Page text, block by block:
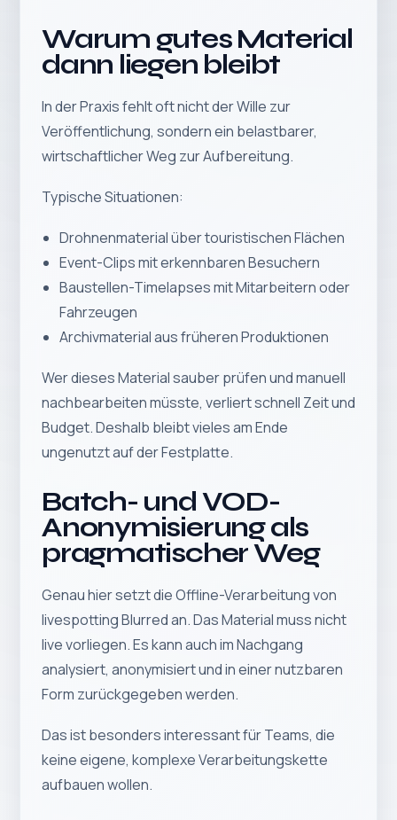
Warum gutes Material
dann liegen bleibt
In der Praxis fehlt oft nicht der Wille zur
Veröffentlichung, sondern ein belastbarer,
wirtschaftlicher Weg zur Aufbereitung.
Typische Situationen:
Drohnenmaterial über touristischen Flächen
Event-Clips mit erkennbaren Besuchern
Baustellen-Timelapses mit Mitarbeitern oder
Fahrzeugen
Archivmaterial aus früheren Produktionen
Wer dieses Material sauber prüfen und manuell
nachbearbeiten müsste, verliert schnell Zeit und
Budget. Deshalb bleibt vieles am Ende
ungenutzt auf der Festplatte.
Batch- und VOD-
Anonymisierung als
pragmatischer Weg
Genau hier setzt die Offline-Verarbeitung von
livespotting Blurred an. Das Material muss nicht
live vorliegen. Es kann auch im Nachgang
analysiert, anonymisiert und in einer nutzbaren
Form zurückgegeben werden.
Das ist besonders interessant für Teams, die
keine eigene, komplexe Verarbeitungskette
aufbauen wollen.